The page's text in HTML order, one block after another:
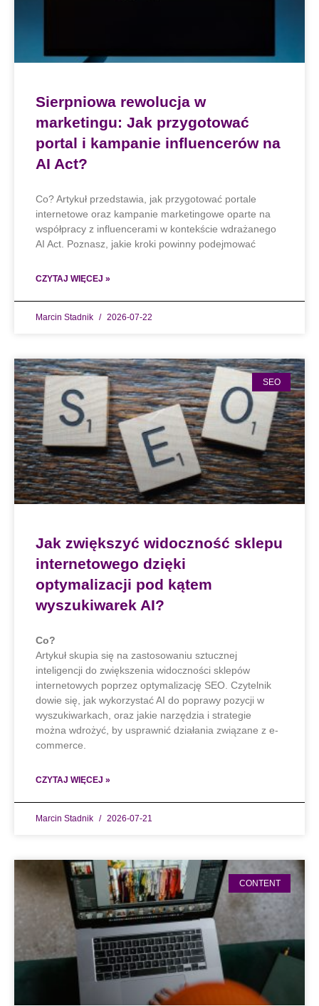
Sierpniowa rewolucja w
marketingu: Jak przygotować
portal i kampanie influencerów na
AI Act?
Co? Artykuł przedstawia, jak przygotować portale
internetowe oraz kampanie marketingowe oparte na
współpracy z influencerami w kontekście wdrażanego
AI Act. Poznasz, jakie kroki powinny podejmować
CZYTAJ WIĘCEJ »
Marcin Stadnik 2026-07-22
SEO
Jak zwiększyć widoczność sklepu
internetowego dzięki
optymalizacji pod kątem
wyszukiwarek AI?
Co?
Artykuł skupia się na zastosowaniu sztucznej
inteligencji do zwiększenia widoczności sklepów
internetowych poprzez optymalizację SEO. Czytelnik
dowie się, jak wykorzystać AI do poprawy pozycji w
wyszukiwarkach, oraz jakie narzędzia i strategie
można wdrożyć, by usprawnić działania związane z e-
commerce.
CZYTAJ WIĘCEJ »
Marcin Stadnik 2026-07-21
CONTENT